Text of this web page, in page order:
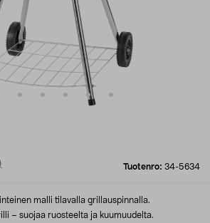
Tuotenro: 34-5634
)
malli tilavalla grillauspinnalla.
– suojaa ruosteelta ja kuumuudelta.